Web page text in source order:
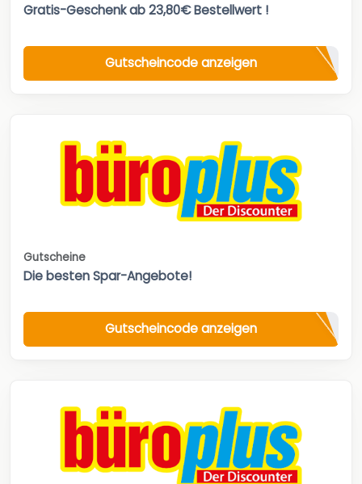
Gratis-Geschenk ab 23,80€ Bestellwert !
Gutscheincode anzeigen
Gutscheine
Die besten Spar-Angebote!
Gutscheincode anzeigen